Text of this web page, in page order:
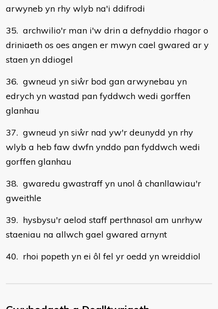
arwyneb yn rhy wlyb na'i ddifrodi
35. archwilio'r man i'w drin a defnyddio rhagor o
driniaeth os oes angen er mwyn cael gwared ar y
staen yn ddiogel
36. gwneud yn siŵr bod gan arwynebau yn
edrych yn wastad pan fyddwch wedi gorffen
glanhau
37. gwneud yn siŵr nad yw'r deunydd yn rhy
wlyb a heb faw dwfn ynddo pan fyddwch wedi
gorffen glanhau
38. gwaredu gwastraff yn unol â chanllawiau'r
gweithle
39. hysbysu'r aelod staff perthnasol am unrhyw
staeniau na allwch gael gwared arnynt
40. rhoi popeth yn ei ôl fel yr oedd yn wreiddiol